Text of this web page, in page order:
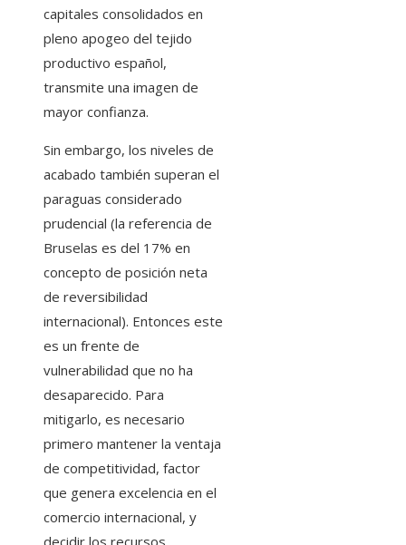
capitales consolidados en
pleno apogeo del tejido
productivo español,
transmite una imagen de
mayor confianza.
Sin embargo, los niveles de
acabado también superan el
paraguas considerado
prudencial (la referencia de
Bruselas es del 17% en
concepto de posición neta
de reversibilidad
internacional). Entonces este
es un frente de
vulnerabilidad que no ha
desaparecido. Para
mitigarlo, es necesario
primero mantener la ventaja
de competitividad, factor
que genera excelencia en el
comercio internacional, y